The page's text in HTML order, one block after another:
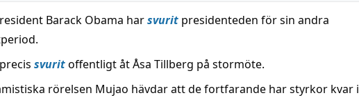
Barack Obama harsvurit presidenteden för sin andra
svuritoffentligt åt Åsa Tillberg på stormöte.
rörelsen Mujao hävdar att de fortfarande har styrkor kvar i